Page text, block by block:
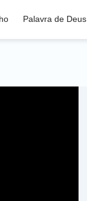
Palavra de Deus